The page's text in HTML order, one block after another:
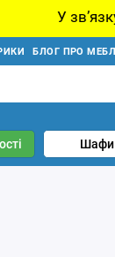
з
БЛОГ ПРО
Шафи